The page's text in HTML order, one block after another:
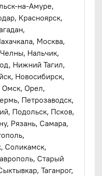
на-Амуре,
Красноярск,
Москва,
Нальчик,
Нижний Тагил,
Новосибирск,
Омск, Орел,
Петрозаводск,
Подольск, Псков,
Рязань, Самара,
Соликамск,
Старый
Таганрог,